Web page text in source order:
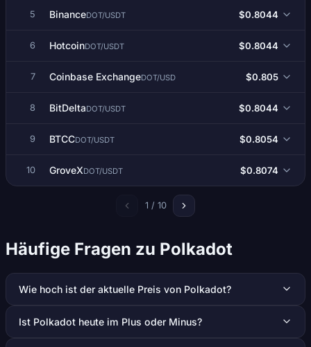
5 BinanceDOT/USDT $0.8044
6 HotcoinDOT/USDT $0.8044
7 Coinbase ExchangeDOT/USD $0.805
8 BitDeltaDOT/USDT $0.8044
9 BTCCDOT/USDT $0.8054
10 GroveXDOT/USDT $0.8074
1 / 10
Häufige Fragen zu Polkadot
Wie hoch ist der aktuelle Preis von Polkadot?
Ist Polkadot heute im Plus oder Minus?